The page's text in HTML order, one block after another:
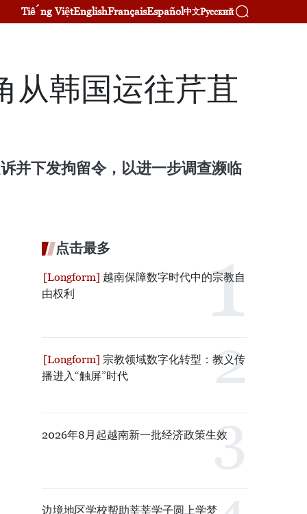
Tiếng ViệtEnglishFrançaisEspañol中文Русский
从韩国运往芹苴
并下发拘留令，以进一步调查濒临
点击最多
越南保障数字时代中的宗教自
由权利
宗教领域数字化转型：教义传
播进入“触屏”时代
2026年8月起越南新一批经济政策生效
边境地区学校帮助莘莘学子圆上学梦